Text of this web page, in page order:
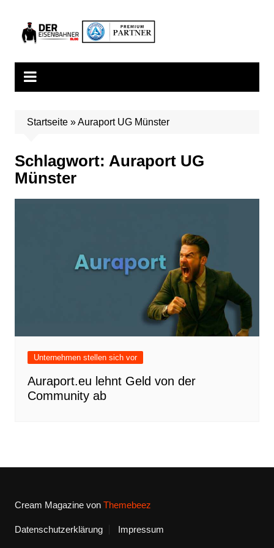
springen
Startseite»Auraport UG Münster
Schlagwort: Auraport UG
Münster
Unternehmen stellen sich vor
Auraport.eu lehnt Geld von der
Community ab
Cream Magazine von Themebeez
Datenschutzerklärung Impressum